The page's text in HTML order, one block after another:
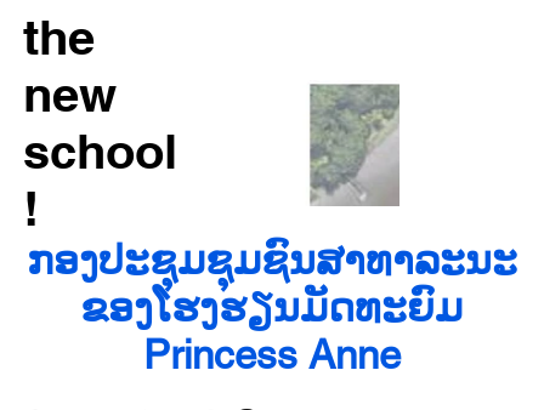
ກອງປະຊຸມຊຸມຊົນສາທາລະນະ
ຂອງໂຮງຮຽນມັດທະຍົມ
Princess Anne
the
new
school
!